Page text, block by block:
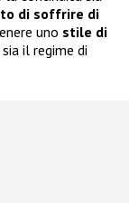
di soffrire di
uno stile di
il regime di